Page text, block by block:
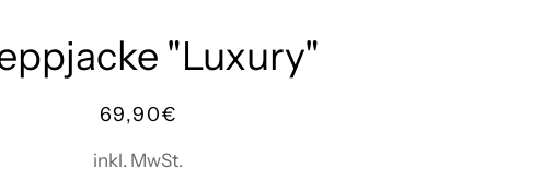
"Luxury"
Normaler
Sonderpreis
69,90€
inkl. MwSt.